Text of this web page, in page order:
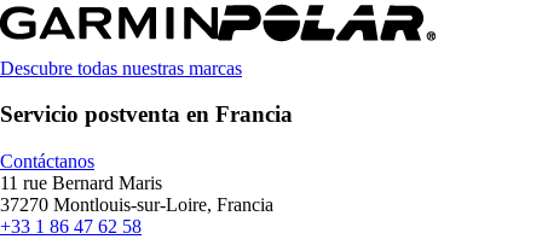
Descubre todas nuestras marcas
Servicio postventa en Francia
Contáctanos
11 rue Bernard Maris
37270 Montlouis-sur-Loire, Francia
+33 1 86 47 62 58